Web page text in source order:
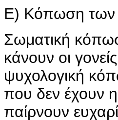
Ε) Κόπωση των
Σωματική
κάνουν οι
ψυχολογική
που δεν έχουν
παίρνουν